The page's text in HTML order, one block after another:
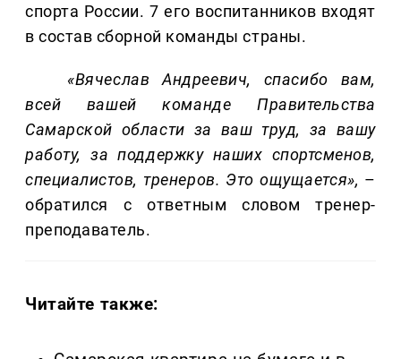
спорта России. 7 его воспитанников входят
в состав сборной команды страны.
«Вячеслав Андреевич, спасибо вам,
всей вашей команде Правительства
Самарской области за ваш труд, за вашу
работу, за поддержку наших спортсменов,
специалистов, тренеров. Это ощущается», –
обратился с ответным словом тренер-
преподаватель.
Читайте также: